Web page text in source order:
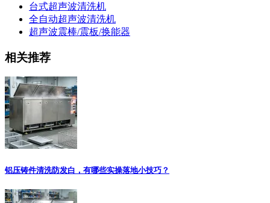
台式超声波清洗机
全自动超声波清洗机
超声波震棒/震板/换能器
相关推荐
铝压铸件清洗防发白，有哪些实操落地小技巧？